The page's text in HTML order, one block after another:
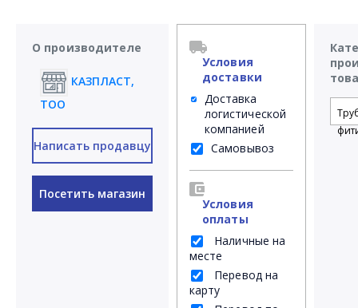
О производителе
КАЗПЛАСТ,
ТОО
Написать продавцу
Посетить магазин
Условия
доставки
Доставка
логистической
компанией
Самовывоз
Условия
оплаты
Наличные на
месте
Перевод на
карту